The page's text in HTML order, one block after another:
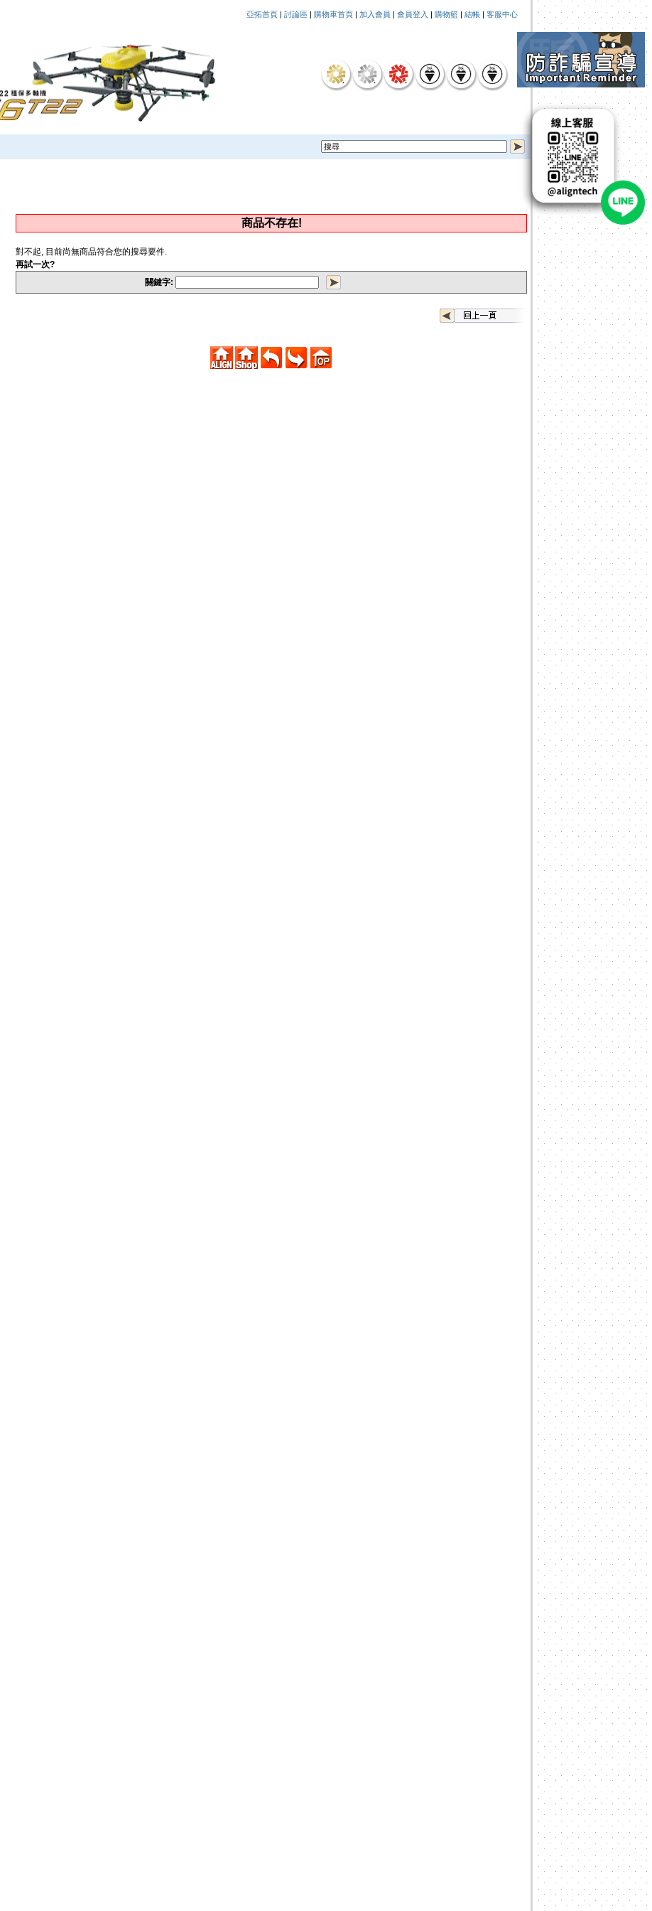
亞拓首頁 | 討論區 | 購物車首頁 | 加入會員 | 會員登入 | 購物籃 | 結帳 | 客服中心
商品不存在!
對不起, 目前尚無商品符合您的搜尋要件.
再試一次?
關鍵字: